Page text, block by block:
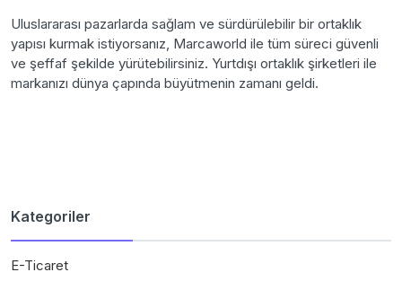
Uluslararası pazarlarda sağlam ve sürdürülebilir bir ortaklık
yapısı kurmak istiyorsanız, Marcaworld ile tüm süreci güvenli
ve şeffaf şekilde yürütebilirsiniz. Yurtdışı ortaklık şirketleri ile
markanızı dünya çapında büyütmenin zamanı geldi.
Kategoriler
E-Ticaret